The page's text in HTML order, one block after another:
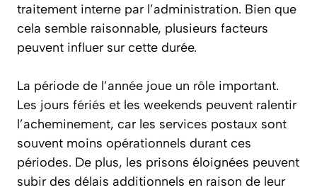
traitement interne par l’administration. Bien que
cela semble raisonnable, plusieurs facteurs
peuvent influer sur cette durée.
La période de l’année joue un rôle important.
Les jours fériés et les weekends peuvent ralentir
l’acheminement, car les services postaux sont
souvent moins opérationnels durant ces
périodes. De plus, les prisons éloignées peuvent
subir des délais additionnels en raison de leur